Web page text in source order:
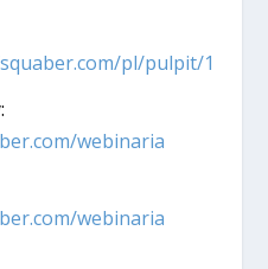
pl/pulpit/1
webinaria
webinaria